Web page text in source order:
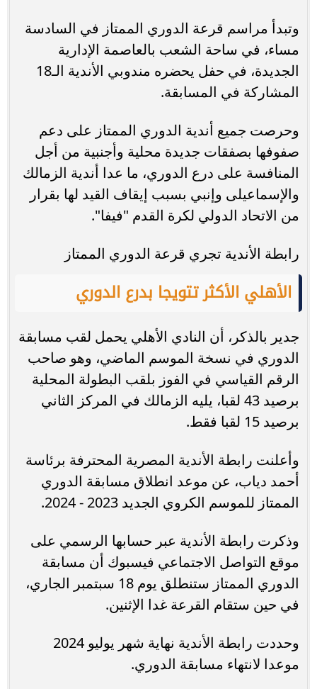
وتبدأ مراسم قرعة الدوري الممتاز في السادسة
مساء، في ساحة الشعب بالعاصمة الإدارية
الجديدة، في حفل يحضره مندوبي الأندية الـ18
المشاركة في المسابقة.
وحرصت جميع أندية الدوري الممتاز على دعم
صفوفها بصفقات جديدة محلية وأجنبية من أجل
المنافسة على درع الدوري، ما عدا أندية الزمالك
والإسماعيلى وإنبي بسبب إيقاف القيد لها بقرار
من الاتحاد الدولي لكرة القدم "فيفا".
رابطة الأندية تجري قرعة الدوري الممتاز
الأهلي الأكثر تتويجا بدرع الدوري
جدير بالذكر، أن النادي الأهلي يحمل لقب مسابقة
الدوري في نسخة الموسم الماضي، وهو صاحب
الرقم القياسي في الفوز بلقب البطولة المحلية
برصيد 43 لقبا، يليه الزمالك في المركز الثاني
برصيد 15 لقبا فقط.
وأعلنت رابطة الأندية المصرية المحترفة برئاسة
أحمد دياب، عن موعد انطلاق مسابقة الدوري
الممتاز للموسم الكروي الجديد 2023 - 2024.
وذكرت رابطة الأندية عبر حسابها الرسمي على
موقع التواصل الاجتماعي فيسبوك أن مسابقة
الدوري الممتاز ستنطلق يوم 18 سبتمبر الجاري،
في حين ستقام القرعة غدا الإثنين.
وحددت رابطة الأندية نهاية شهر يوليو 2024
موعدا لانتهاء مسابقة الدوري.